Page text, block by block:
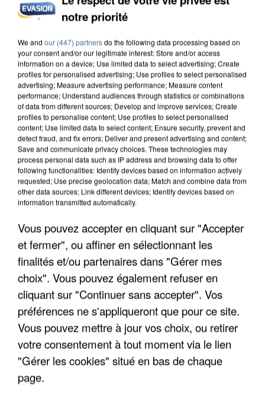
UN SECOND CADRE DE LA DZ MAFIA
INTERPELLÉ EN ALGÉRIE
UNE TOURISTE DE L’OISE EMPORTÉE PAR UNE
COULÉE DE BOUE EN HAUTE-SAVOIE
notre priorité
We and our (447) partnersdo the following data processing based on
your consent and/or our legitimate interest: Store and/or access
information on a device; Use limited data to select advertising; Create
profiles for personalised advertising; Use profiles to select personalised
advertising; Measure advertising performance; Measure content
performance; Understand audiences through statistics or combinations
of data from different sources; Develop and improve services; Create
profiles to personalise content; Use profiles to select personalised
content; Use limited data to select content; Ensure security, prevent and
detect fraud, and fix errors; Deliver and present advertising and content;
Save and communicate privacy choices. These technologies may
process personal data such as IP address and browsing data to offer
following functionalities: Identify devices based on information actively
requested; Use precise geolocation data; Match and combine data from
other data sources; Link different devices; Identify devices based on
information transmitted automatically.
Vous pouvez accepter en cliquant sur "Accepter
et fermer", ou affiner en sélectionnant les
finalités et/ou partenaires dans "Gérer mes
choix". Vous pouvez également refuser en
cliquant sur "Continuer sans accepter". Vos
préférences ne s'appliqueront que pour ce site.
Vous pouvez mettre à jour vos choix, ou retirer
votre consentement à tout moment via le lien
"Gérer les cookies" situé en bas de chaque
page.